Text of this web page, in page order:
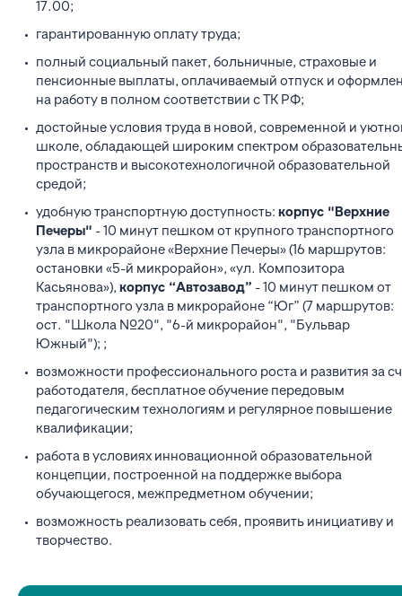
17.00;
гарантированную оплату труда;
полный социальный пакет, больничные, страховые и
пенсионные выплаты, оплачиваемый отпуск и
на работу в полном соответствии с ТК РФ;
достойные условия труда в новой, современной и
школе, обладающей широким спектром
пространств и высокотехнологичной образовательной
средой;
удобную транспортную доступность: корпус "Верхние
Печеры" - 10 минут пешком от крупного транспортного
узла в микрорайоне «Верхние Печеры» (16 маршрутов:
остановки «5-й микрорайон», «ул. Композитора
Касьянова»), корпус “Автозавод” - 10 минут пешком от
транспортного узла в микрорайоне “Юг” (7 маршрутов:
ост. "Школа №20", "6-й микрорайон", "Бульвар
Южный"); ;
возможности профессионального роста и развития за
работодателя, бесплатное обучение передовым
педагогическим технологиям и регулярное повышение
квалификации;
работа в условиях инновационной образовательной
концепции, построенной на поддержке выбора
обучающегося, межпредметном обучении;
возможность реализовать себя, проявить инициативу и
творчество.